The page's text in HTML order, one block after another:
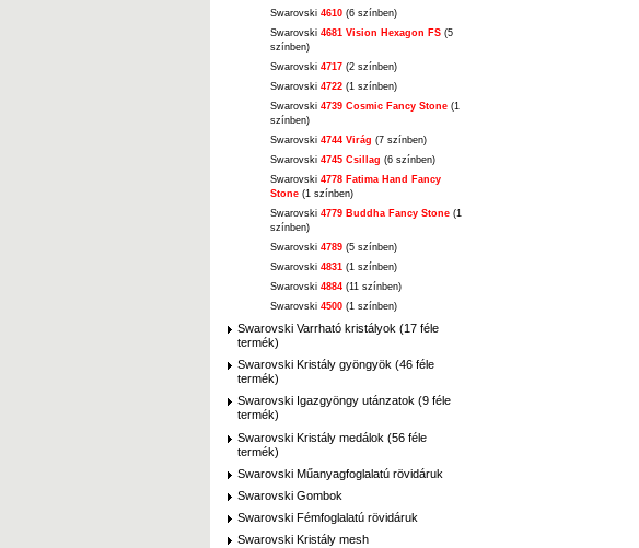
Swarovski 4610 (6 színben)
Swarovski 4681 Vision Hexagon FS (5
színben)
Swarovski 4717 (2 színben)
Swarovski 4722 (1 színben)
Swarovski 4739 Cosmic Fancy Stone (1
színben)
Swarovski 4744 Virág (7 színben)
Swarovski 4745 Csillag (6 színben)
Swarovski 4778 Fatima Hand Fancy
Stone (1 színben)
Swarovski 4779 Buddha Fancy Stone (1
színben)
Swarovski 4789 (5 színben)
Swarovski 4831 (1 színben)
Swarovski 4884 (11 színben)
Swarovski 4500 (1 színben)
Swarovski Varrható kristályok (17 féle
termék)
Swarovski Kristály gyöngyök (46 féle
termék)
Swarovski Igazgyöngy utánzatok (9 féle
termék)
Swarovski Kristály medálok (56 féle
termék)
Swarovski Műanyagfoglalatú rövidáruk
Swarovski Gombok
Swarovski Fémfoglalatú rövidáruk
Swarovski Kristály mesh